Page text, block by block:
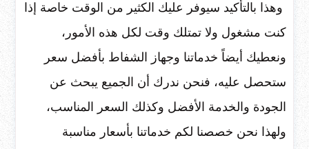
وهذا بالتأكيد سيوفر عليك الكثير من الوقت خاصة إذا
كنت مشغول ولا تمتلك وقت لكل هذه الأمور،
ونعطيك أيضاً خدماتنا وجهاز الشفاط بأفضل سعر
ستحصل عليه، فنحن ندرك أن الجميع يبحث عن
الجودة والخدمة الأفضل وكذلك السعر المناسب،
ولهذا نحن خصصنا لكم خدماتنا بأسعار مناسبة